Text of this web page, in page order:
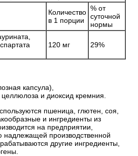
Количество
в 1 порции
% от
суточной
нормы
120 мг 29%
капсула),
и диоксид кремния.
пшеница, глютен, соя,
и ингредиенты из
на предприятии,
производственной
другие ингредиенты,